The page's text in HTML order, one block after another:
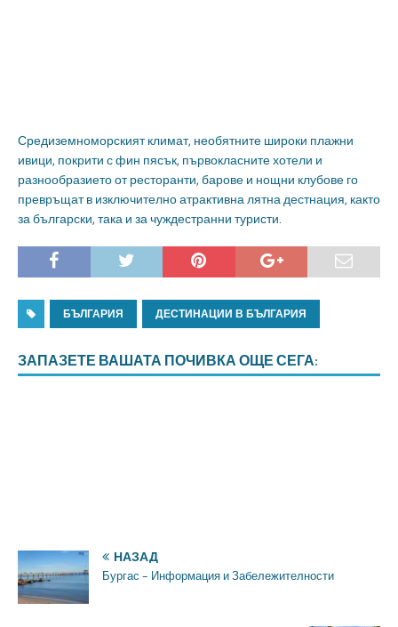
Средиземноморският климат, необятните широки плажни
ивици, покрити с фин пясък, първокласните хотели и
разнообразието от ресторанти, барове и нощни клубове го
превръщат в изключително атрактивна лятна дестнация, както
за български, така и за чуждестранни туристи.
БЪЛГАРИЯ ДЕСТИНАЦИИ В БЪЛГАРИЯ
ЗАПАЗЕТЕ ВАШАТА ПОЧИВКА ОЩЕ СЕГА:
НАЗАД
Бургас – Информация и Забележителности